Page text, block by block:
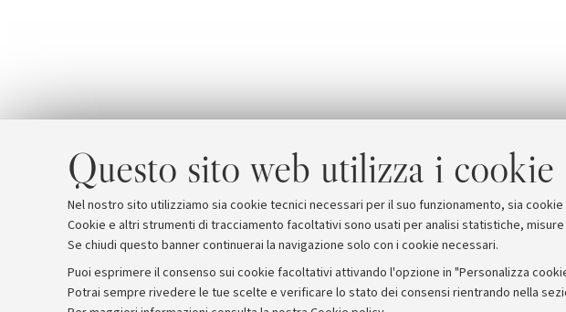
Questo sito web utilizza i cookie
Nel nostro sito utilizziamo sia cookie tecnici necessari per il suo funzionamento, sia
Cookie e altri strumenti di tracciamento facoltativi sono usati per analisi statistiche,
Se chiudi questo banner continuerai la navigazione solo con i cookie necessari.
Puoi esprimere il consenso sui cookie facoltativi attivando l'opzione in "Personalizza
Potrai sempre rivedere le tue scelte e verificare lo stato dei consensi rientrando nella
Archivio Comunicati stampa Redazione Rassegna stampa